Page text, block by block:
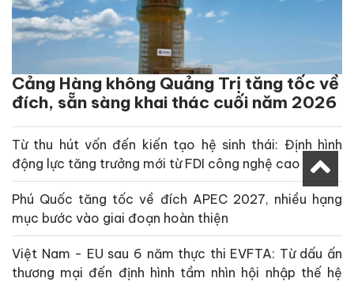
Cảng Hàng không Quảng Trị tăng tốc về
đích, sẵn sàng khai thác cuối năm 2026
Từ thu hút vốn đến kiến tạo hệ sinh thái: Định hình
động lực tăng trưởng mới từ FDI công nghệ cao
Phú Quốc tăng tốc về đích APEC 2027, nhiều hạng
mục bước vào giai đoạn hoàn thiện
Việt Nam - EU sau 6 năm thực thi EVFTA: Từ dấu ấn
thương mại đến định hình tầm nhìn hội nhập thế hệ